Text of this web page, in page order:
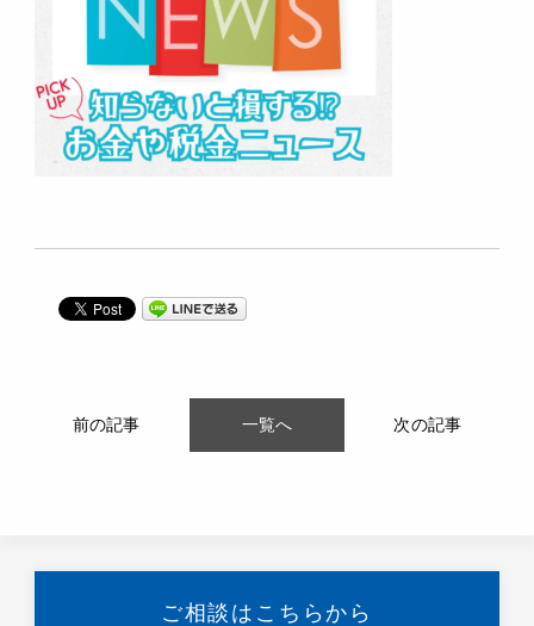
前の記事 一覧へ 次の記事
ご相談はこちらから